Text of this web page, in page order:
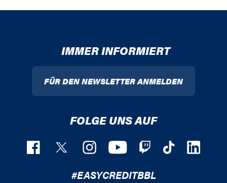
IMMER INFORMIERT
FÜR DEN NEWSLETTER ANMELDEN
FOLGE UNS AUF
#EASYCREDITBBL